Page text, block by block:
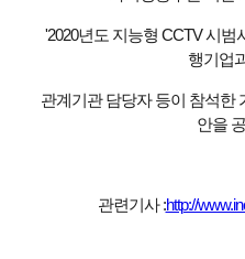
'2020년도 지능형 CCTV 시
행기업
관계기관 담당자 등이 참석한
안을
관련기사 :http://